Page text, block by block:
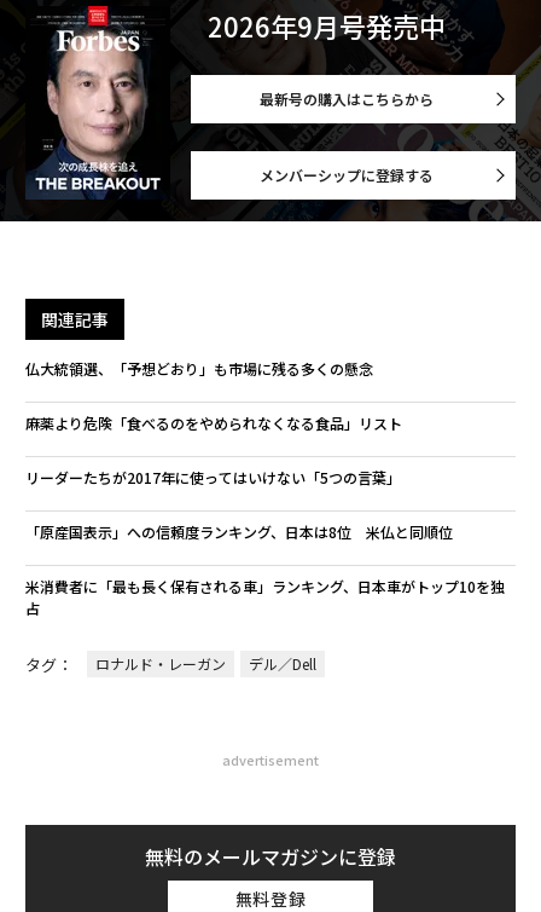
2026年9月号発売中
最新号の購入はこちらから
メンバーシップに登録する
関連記事
仏大統領選、「予想どおり」も市場に残る多くの懸念
麻薬より危険「食べるのをやめられなくなる食品」リスト
リーダーたちが2017年に使ってはいけない「5つの言葉」
「原産国表示」への信頼度ランキング、日本は8位 米仏と同順位
米消費者に「最も長く保有される車」ランキング、日本車がトップ10を独
占
タグ： ロナルド・レーガン デル／Dell
advertisement
無料のメールマガジンに登録
無料登録